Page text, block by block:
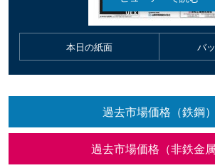
本日の紙面 バ
過去市場価格（鉄鋼）
過去市場価格（非鉄金属